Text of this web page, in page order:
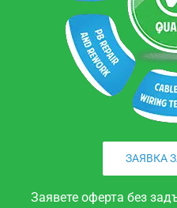
ЗАЯВКА
Заявете оферта без